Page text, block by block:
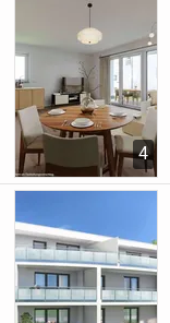
4